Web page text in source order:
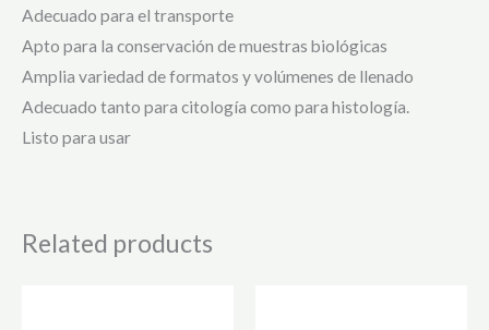
Adecuado para el transporte
Apto para la conservación de muestras biológicas
Amplia variedad de formatos y volúmenes de llenado
Adecuado tanto para citología como para histología.
Listo para usar
Related products